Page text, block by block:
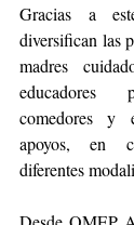
Gracias a
diversifican las
madres
educadores
comedores y
apoyos, en
diferentes